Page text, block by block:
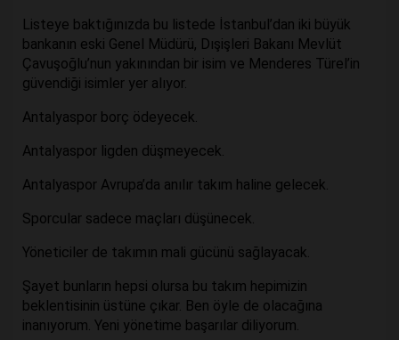
Listeye baktığınızda bu listede İstanbul’dan iki büyük
bankanın eski Genel Müdürü, Dışişleri Bakanı Mevlüt
Çavuşoğlu’nun yakınından bir isim ve Menderes Türel’in
güvendiği isimler yer alıyor.
Antalyaspor borç ödeyecek.
Antalyaspor ligden düşmeyecek.
Antalyaspor Avrupa’da anılır takım haline gelecek.
Sporcular sadece maçları düşünecek.
Yöneticiler de takımın mali gücünü sağlayacak.
Şayet bunların hepsi olursa bu takım hepimizin
beklentisinin üstüne çıkar. Ben öyle de olacağına
inanıyorum. Yeni yönetime başarılar diliyorum.